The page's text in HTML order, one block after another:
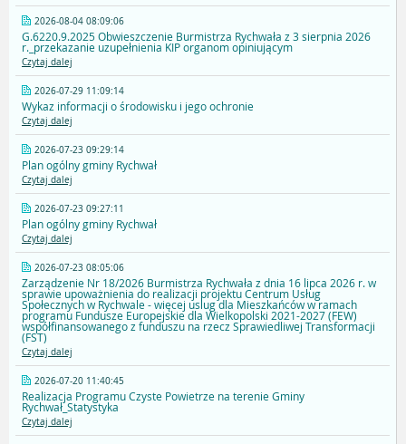
2026-08-04 08:09:06
G.6220.9.2025 Obwieszczenie Burmistrza Rychwała z 3 sierpnia 2026
r._przekazanie uzupełnienia KIP organom opiniującym
Czytaj dalej
2026-07-29 11:09:14
Wykaz informacji o środowisku i jego ochronie
Czytaj dalej
2026-07-23 09:29:14
Plan ogólny gminy Rychwał
Czytaj dalej
2026-07-23 09:27:11
Plan ogólny gminy Rychwał
Czytaj dalej
2026-07-23 08:05:06
Zarządzenie Nr 18/2026 Burmistrza Rychwała z dnia 16 lipca 2026 r. w
sprawie upoważnienia do realizacji projektu Centrum Usług
Społecznych w Rychwale - więcej uslug dla Mieszkańców w ramach
programu Fundusze Europejskie dla Wielkopolski 2021-2027 (FEW)
współfinansowanego z funduszu na rzecz Sprawiedliwej Transformacji
(FST)
Czytaj dalej
2026-07-20 11:40:45
Realizacja Programu Czyste Powietrze na terenie Gminy
Rychwał_Statystyka
Czytaj dalej